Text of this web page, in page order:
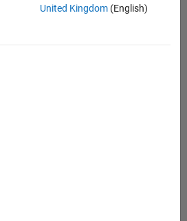
United Kingdom(English)